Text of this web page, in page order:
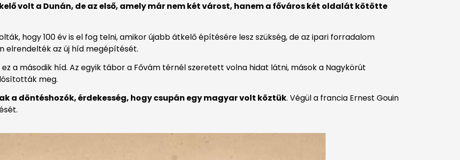
volt a Dunán, de az első, amely már nem két várost, hanem a főváros két oldalát kötötte
hogy 100 év is el fog telni, amikor újabb átkelő építésére lesz szükség, de az ipari forradalom
elrendelték az új híd megépítését.
a második híd. Az egyik tábor a Fővám térnél szeretett volna hidat látni, mások a Nagykörút
meg.
a döntéshozók, érdekesség, hogy csupán egy magyar volt köztük. Végül a francia Ernest Gouin